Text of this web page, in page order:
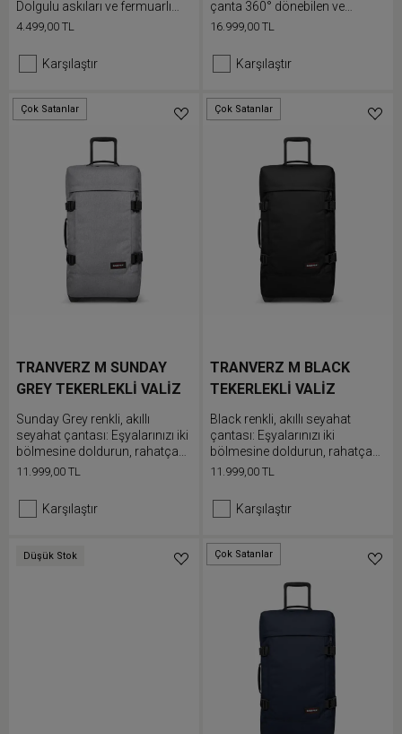
Dolgulu askıları ve fermuarlı
cepleri sayesinde kolayca
4.499,00 TL
Karşılaştır
çanta 360° dönebilen ve
rahatça hareket eden
16.999,00 TL
Karşılaştır
Düşük Stok
Çok Satanlar
TRANVERZ M SUNDAY
GREY TEKERLEKLİ VALİZ
Sunday Grey renkli, akıllı
seyahat çantası: Eşyalarınızı iki
bölmesine doldurun, rahatça
taşıyın ve kapağını tam açın
11.999,00 TL
Karşılaştır
Düşük Stok
Çok Satanlar
TRANVERZ M BLACK
TEKERLEKLİ VALİZ
Black renkli, akıllı seyahat
çantası: Eşyalarınızı iki
bölmesine doldurun, rahatça
taşıyın ve kapağını tam açın
11.999,00 TL
Karşılaştır
Düşük Stok Düşük Stok
Çok Satanlar